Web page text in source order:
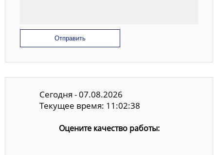
Отправить
Сегодня - 07.08.2026
Текущее время: 11:02:39
Оцените качество работы: